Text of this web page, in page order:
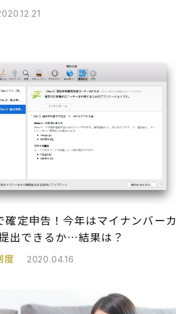
確定申告！今年はマイナンバーカ
出できるか…結果は？
度 2020.04.16